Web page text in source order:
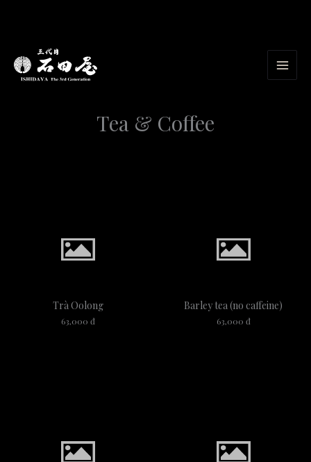
Tea & Coffee
Trà Oolong
63,000 đ
Barley tea (no caffeine)
63,000 đ